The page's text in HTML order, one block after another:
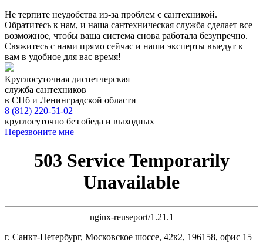
Не терпите неудобства из-за проблем с сантехникой.
Обратитесь к нам, и наша сантехническая служба сделает все
возможное, чтобы ваша система снова работала безупречно.
Свяжитесь с нами прямо сейчас и наши эксперты выедут к
вам в удобное для вас время!
Круглосуточная диспетчерская
служба сантехников
в СПб и Ленинградской области
8 (812) 220-51-02
круглосуточно без обеда и выходных
Перезвоните мне
503 Service Temporarily
Unavailable
nginx-reuseport/1.21.1
г. Санкт-Петербург, Московское шоссе, 42к2, 196158, офис 15